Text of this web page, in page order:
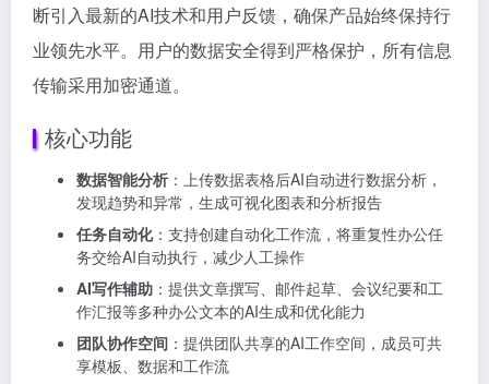
断引入最新的AI技术和用户反馈，确保产品始终保持行
业领先水平。用户的数据安全得到严格保护，所有信息
传输采用加密通道。
核心功能
数据智能分析 ：上传数据表格后AI自动进行数据分析，
发现趋势和异常，生成可视化图表和分析报告
任务自动化：支持创建自动化工作流，将重复性办公任
务交给AI自动执行，减少人工操作
AI写作辅助 ：提供文章撰写、邮件起草、会议纪要和工
作汇报等多种办公文本的AI生成和优化能力
团队协作空间 ：提供团队共享的AI工作空间，成员可共
享模板、数据和工作流